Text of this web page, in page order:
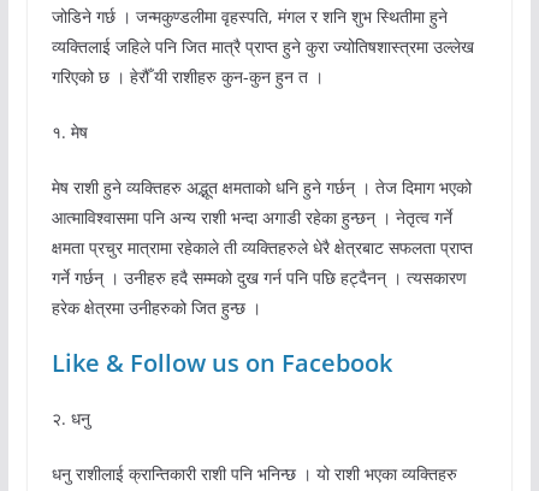
जोडिने गर्छ । जन्मकुण्डलीमा वृहस्पति, मंगल र शनि शुभ स्थितीमा हुने
व्यक्तिलाई जहिले पनि जित मात्रै प्राप्त हुने कुरा ज्योतिषशास्त्रमा उल्लेख
गरिएको छ । हेरौँ यी राशीहरु कुन-कुन हुन त ।
१. मेष
मेष राशी हुने व्यक्तिहरु अद्भूत क्षमताको धनि हुने गर्छन् । तेज दिमाग भएको
आत्माविश्वासमा पनि अन्य राशी भन्दा अगाडी रहेका हुन्छन् । नेतृत्व गर्ने
क्षमता प्रचुर मात्रामा रहेकाले ती व्यक्तिहरुले धेरै क्षेत्रबाट सफलता प्राप्त
गर्ने गर्छन् । उनीहरु हदै सम्मको दुख गर्न पनि पछि हट्दैनन् । त्यसकारण
हरेक क्षेत्रमा उनीहरुको जित हुन्छ ।
Like & Follow us on Facebook
२. धनु
धनु राशीलाई क्रान्तिकारी राशी पनि भनिन्छ । यो राशी भएका व्यक्तिहरु